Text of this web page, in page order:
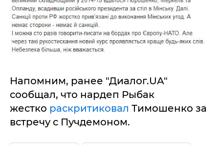
Напомним, ранее "Диалог.UA"
сообщал, что нардеп Рыбак
жестко раскритиковал Тимошенко за
встречу с Пучдемоном.